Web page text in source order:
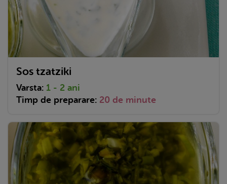
Sos tzatziki
Varsta: 1 - 2 ani
Timp de preparare: 20 de minute